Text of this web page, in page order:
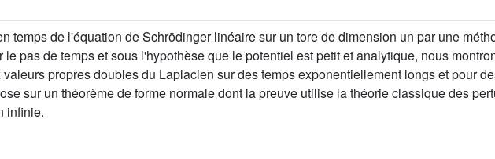
temps de l'équation de Schrödinger linéaire sur un tore de dimension un par une
pas de temps et sous l'hypothèse que le potentiel est petit et analytique, nous
propres doubles du Laplacien sur des temps exponentiellement longs et pour
sur un théorème de forme normale dont la preuve utilise la théorie classique des
infinie.